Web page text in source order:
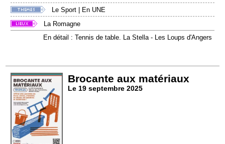
Le Sport
En UNE
La Romagne
En détail : Tennis de table. La Stella - Les Loups d'Angers
Brocante aux matériaux
Le 19 septembre 2025